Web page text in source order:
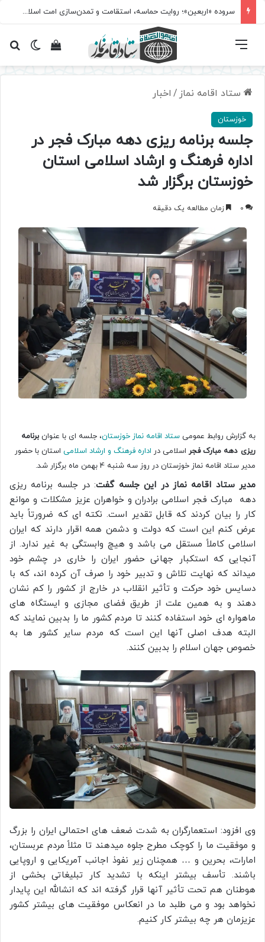
سروده‌ «اربعین»؛ روایت حماسه، استقامت و تمدن‌سازی امت اسلامی
تغییرمشاهده فهرست
ستاد اقامه نماز / اخبار
خوزستان
جلسه برنامه ریزی دهه مبارک فجر در
اداره فرهنگ و ارشاد اسلامی استان
خوزستان برگزار شد
0 زمان مطالعه یک دقیقه
به گزارش روابط عمومی ستاد اقامه نماز خوزستان، جلسه ای با عنوان برنامه
ریزی دهه مبارک فجر اسلامی در اداره فرهنگ و ارشاد اسلامی استان با حضور
مدیر ستاد اقامه نماز خوزستان در روز سه شنبه 4 بهمن ماه برگزار شد.
مدیر ستاد اقامه نماز در این جلسه گفت: د‍ر جلسه برنامه ریزی
دهه مبارک فجر اسلامی برادران و خواهران عزیز مشکلات و موانع
کار را بیان کردند که قابل تقدیر است. نکته ای که ضرورتاً باید
عرض کنم این است که دولت و دشمن همه اقرار دارند که ایران
اسلامی کاملاً مستقل می باشد و هیچ وابستگی به غیر ندارد. از
آنجایی که استکبار جهانی حضور ایران را خاری در چشم خود
میداند که نهایت تلاش و تدبیر خود را صرف آن کرده اند، که با
دسایس خود حرکت و تأثیر انقلاب در خارج از کشور را کم نشان
دهند و به همین علت از طریق فضای مجازی و ایستگاه های
ماهواره ای خود استفاده کنند تا مردم کشور ما را بدبین نمایند که
البته هدف اصلی آنها این است که مردم سایر کشور ها به
خصوص جهان اسلام را بدبین کنند.
وی افزود: استعمارگران به شدت ضعف های احتمالی ایران را بزرگ
و موفقیت ما را کوچک مطرح جلوه میدهند تا مثلاً مردم عربستان،
امارات، بحرین و … همچنان زیر نفوذ اجانب آمریکایی و اروپایی
باشند. تأسف بیشتر اینکه با تشدید کار تبلیغاتی بخشی از
هوطنان هم تحت تأثیر آنها قرار گرفته اند که انشالله این پایدار
نخواهد بود و می طلبد ما در انعکاس موفقیت های بیشتر کشور
عزیزمان هر چه بیشتر کار کنیم.